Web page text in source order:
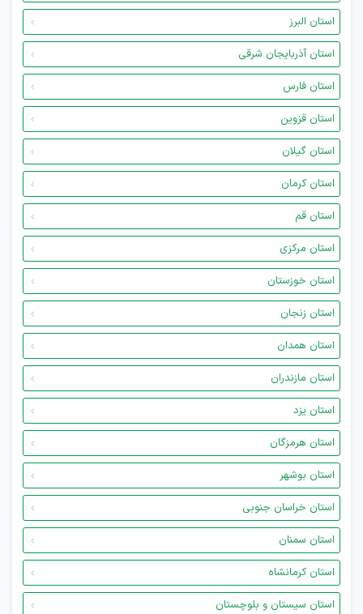
استان البرز
استان آذربایجان شرقی
استان فارس
استان قزوین
استان گیلان
استان کرمان
استان قم
استان مرکزی
استان خوزستان
استان زنجان
استان همدان
استان مازندران
استان یزد
استان هرمزگان
استان بوشهر
استان خراسان جنوبی
استان سمنان
استان کرمانشاه
استان سیستان و بلوچستان